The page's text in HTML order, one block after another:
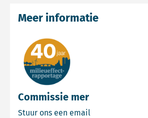
Commissie mer
Stuur ons een email
Meer informatie